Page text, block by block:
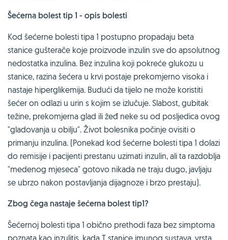
Šećerna bolest tip 1 - opis bolesti
Kod šećerne bolesti tipa 1 postupno propadaju beta
stanice gušterače koje proizvode inzulin sve do apsolutnog
nedostatka inzulina. Bez inzulina koji pokreće glukozu u
stanice, razina šećera u krvi postaje prekomjerno visoka i
nastaje hiperglikemija. Budući da tijelo ne može koristiti
šećer on odlazi u urin s kojim se izlučuje. Slabost, gubitak
težine, prekomjerna glad ili žeđ neke su od posljedica ovog
"gladovanja u obilju". Život bolesnika počinje ovisiti o
primanju inzulina. (Ponekad kod šećerne bolesti tipa 1 dolazi
do remisije i pacijenti prestanu uzimati inzulin, ali ta razdoblja
"medenog mjeseca" gotovo nikada ne traju dugo, javljaju
se ubrzo nakon postavljanja dijagnoze i brzo prestaju).
Zbog čega nastaje šećerna bolest tip1?
Šećernoj bolesti tipa 1 obično prethodi faza bez simptoma
poznata kao inzulitis, kada T stanice imunog sustava, vrsta